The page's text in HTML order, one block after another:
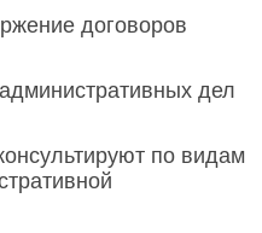
договоров
дел
по видам